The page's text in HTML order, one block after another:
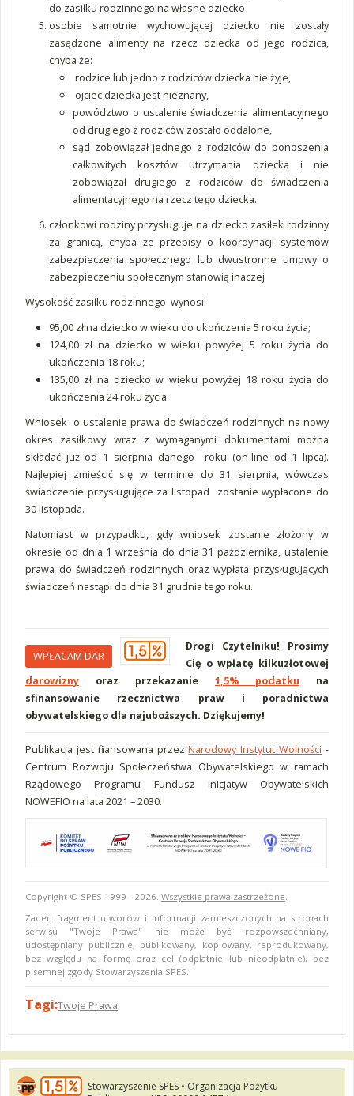
do zasiłku rodzinnego na własne dziecko
osobie samotnie wychowującej dziecko nie zostały
zasądzone alimenty na rzecz dziecka od jego rodzica,
chyba że:
rodzice lub jedno z rodziców dziecka nie żyje,
ojciec dziecka jest nieznany,
powództwo o ustalenie świadczenia alimentacyjnego
od drugiego z rodziców zostało oddalone,
sąd zobowiązał jednego z rodziców do ponoszenia
całkowitych kosztów utrzymania dziecka i nie
zobowiązał drugiego z rodziców do świadczenia
alimentacyjnego na rzecz tego dziecka.
członkowi rodziny przysługuje na dziecko zasiłek rodzinny
za granicą, chyba że przepisy o koordynacji systemów
zabezpieczenia społecznego lub dwustronne umowy o
zabezpieczeniu społecznym stanowią inaczej
Wysokość zasiłku rodzinnego wynosi:
95,00 zł na dziecko w wieku do ukończenia 5 roku życia;
124,00 zł na dziecko w wieku powyżej 5 roku życia do
ukończenia 18 roku;
135,00 zł na dziecko w wieku powyżej 18 roku życia do
ukończenia 24 roku życia.
Wniosek o ustalenie prawa do świadczeń rodzinnych na nowy
okres zasiłkowy wraz z wymaganymi dokumentami można
składać już od 1 sierpnia danego roku (on-line od 1 lipca).
Najlepiej zmieścić się w terminie do 31 sierpnia, wówczas
świadczenie przysługujące za listopad zostanie wypłacone do
30 listopada.
Natomiast w przypadku, gdy wniosek zostanie złożony w
okresie od dnia 1 września do dnia 31 października, ustalenie
prawa do świadczeń rodzinnych oraz wypłata przysługujących
świadczeń nastąpi do dnia 31 grudnia tego roku.
WPŁACAM DAR
Drogi Czytelniku! Prosimy
Cię o wpłatę kilkuzłotowej
darowizny oraz przekazanie 1,5% podatku na
sfinansowanie rzecznictwa praw i poradnictwa
obywatelskiego dla najuboższych. Dziękujemy!
Publikacja jest finansowana przezNarodowy Instytut Wolności -
Centrum Rozwoju Społeczeństwa Obywatelskiego w ramach
Rządowego Programu Fundusz Inicjatyw Obywatelskich
NOWEFIO na lata 2021 – 2030.
Copyright © SPES 1999 - 2026. Wszystkie prawa zastrzeżone.
Żaden fragment utworów i informacji zamieszczonych na stronach
serwisu "Twoje Prawa" nie może być: rozpowszechniany,
udostępniany publicznie, publikowany, kopiowany, reprodukowany,
bez względu na formę oraz cel (odpłatnie lub nieodpłatnie), bez
pisemnej zgody Stowarzyszenia SPES.
Tagi:Twoje Prawa
Stowarzyszenie SPES • Organizacja Pożytku